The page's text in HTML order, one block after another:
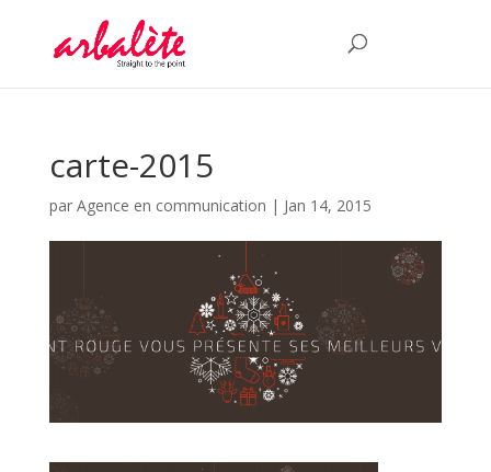
carte-2015
par Agence en communication | Jan 14, 2015